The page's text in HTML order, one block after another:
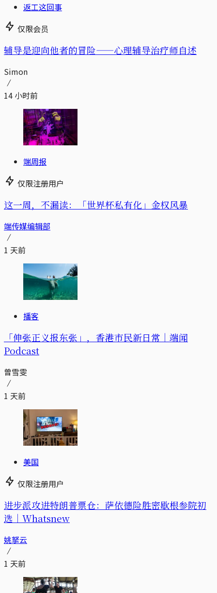
返工这回事
仅限会员
辅导是迎向他者的冒险——心理辅导治疗师自述
Simon
14 小时前
端周报
仅限注册用户
这一周，不漏读：「世界杯私有化」金权风暴
端传媒编辑部
1 天前
播客
「伸张正义报东张」，香港市民新日常｜端闻
Podcast
曾雪雯
1 天前
美国
仅限注册用户
进步派攻进特朗普票仓：萨依德险胜密歇根参院初
选｜Whatsnew
姚拏云
1 天前